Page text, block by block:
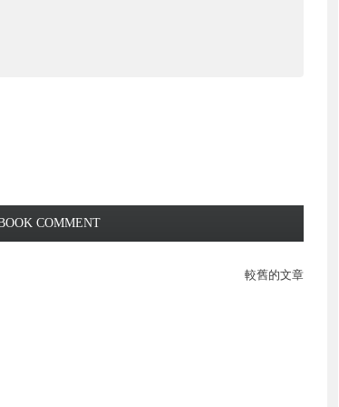
COMMENT
較舊的文章